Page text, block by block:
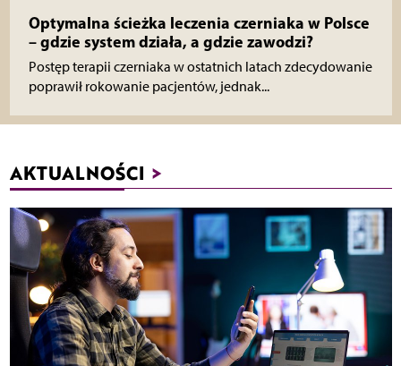
Optymalna ścieżka leczenia czerniaka w Polsce
– gdzie system działa, a gdzie zawodzi?
Postęp terapii czerniaka w ostatnich latach zdecydowanie
poprawił rokowanie pacjentów, jednak...
AKTUALNOŚCI >